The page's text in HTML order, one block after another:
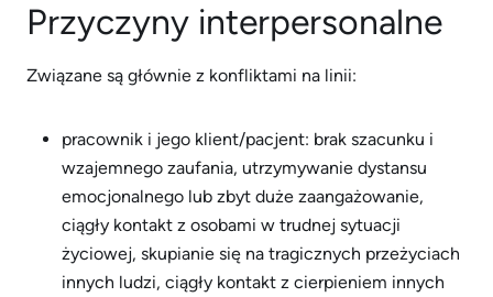
Przyczyny interpersonalne
Związane są głównie z konfliktami na linii:
pracownik i jego klient/pacjent: brak szacunku i
wzajemnego zaufania, utrzymywanie dystansu
emocjonalnego lub zbyt duże zaangażowanie,
ciągły kontakt z osobami w trudnej sytuacji
życiowej, skupianie się na tragicznych przeżyciach
innych ludzi, ciągły kontakt z cierpieniem innych